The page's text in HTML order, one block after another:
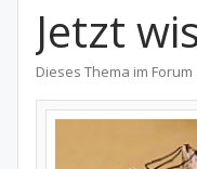
Jetzt
Dieses Thema im Forum